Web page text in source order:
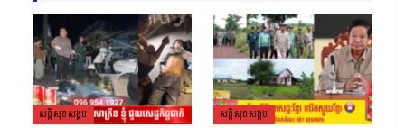
សន្តិសុខសង្គម សន្តិសុខសង្គម